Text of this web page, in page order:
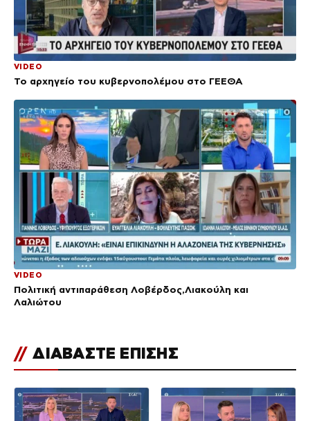
VIDEO
Το αρχηγείο του κυβερνοπολέμου στο ΓΕΕΘΑ
VIDEO
Πολιτική αντιπαράθεση Λοβέρδος,Λιακούλη και
Λαλιώτου
// ΔΙΑΒΑΣΤΕ ΕΠΙΣΗΣ